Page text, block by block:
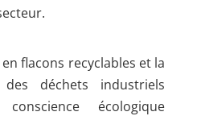
flacons recyclables et la
déchets industriels
écologique